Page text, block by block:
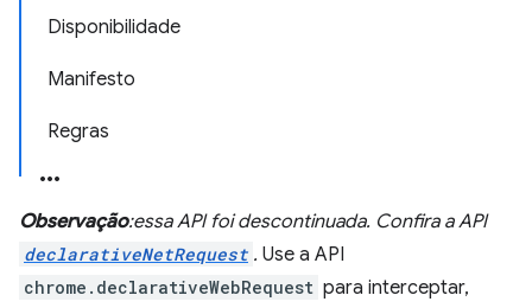
Disponibilidade
Manifesto
Regras
Observação:essa API foi descontinuada. Confira a API
declarativeNetRequest . Use a API
chrome.declarativeWebRequest para interceptar,